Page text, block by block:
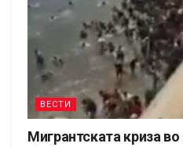
ВЕСТИ
Мигрантската криза